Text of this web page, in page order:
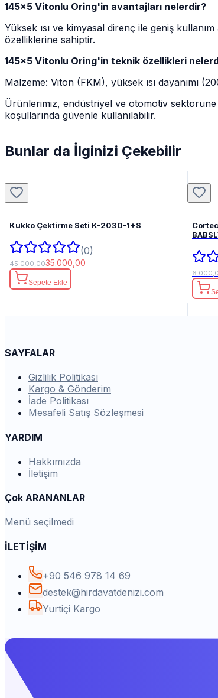
145x5 Vitonlu Oring'in avantajları nelerdir?
Yüksek ısı ve kimyasal direnç ile geniş
özelliklerine sahiptir.
145x5 Vitonlu Oring'in teknik özellikleri
Malzeme: Viton (FKM), yüksek ısı dayanımı
Ürünlerimiz, endüstriyel ve otomotiv sektörüne
koşullarında güvenle kullanılabilir.
Bunlar da İlginizi Çekebilir
Kukko Çektirme Seti K-2030-1+S
(0)
45.000,0035.000,00
Sepete Ekle
SAYFALAR
Gizlilik Politikası
Kargo & Gönderim
İade Politikası
Mesafeli Satış Sözleşmesi
YARDIM
Hakkımızda
İletişim
Çok ARANANLAR
Menü seçilmedi
İLETİŞİM
+90 546 978 14 69
destek@hirdavatdenizi.com
Yurtiçi Kargo